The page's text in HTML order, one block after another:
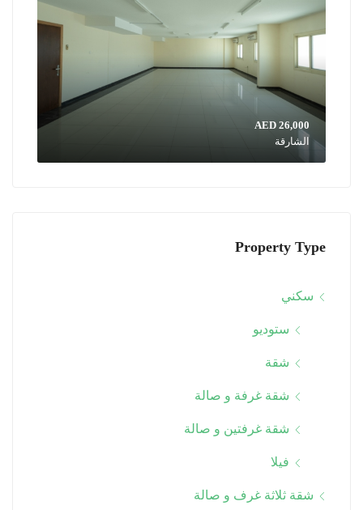
AED 26,000
الشارقة
Property Type
سكني
ستوديو
شقة
شقة غرفة و صالة
شقة غرفتين و صالة
فيلا
شقة ثلاثة غرف و صالة